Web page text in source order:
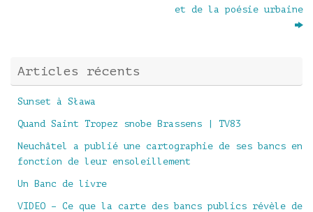
et de la poésie urbaine
Articles récents
Sunset à Sława
Quand Saint Tropez snobe Brassens | TV83
Neuchâtel a publié une cartographie de ses bancs en
fonction de leur ensoleillement
Un Banc de livre
VIDEO – Ce que la carte des bancs publics révèle de